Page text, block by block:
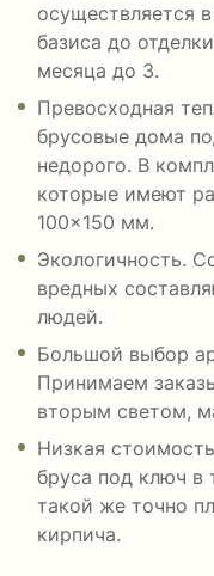
осуществляется
базиса до
месяца до 3.
Превосходная
брусовые дома
недорого. В
которые имеют
100x150 мм.
Экологичность.
вредных
людей.
Большой выбор
Принимаем
вторым светом,
Низкая
бруса под ключ в
такой же точно
кирпича.